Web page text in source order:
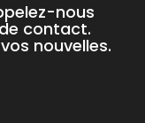
nous
contact.
nouvelles.